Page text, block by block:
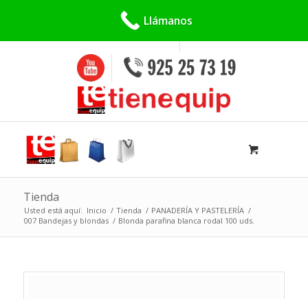
Tienda
Usted está aquí: Inicio / Tienda / PANADERÍA Y PASTELERÍA /
007 Bandejas y blondas / Blonda parafina blanca rodal 100 uds.
Llámanos